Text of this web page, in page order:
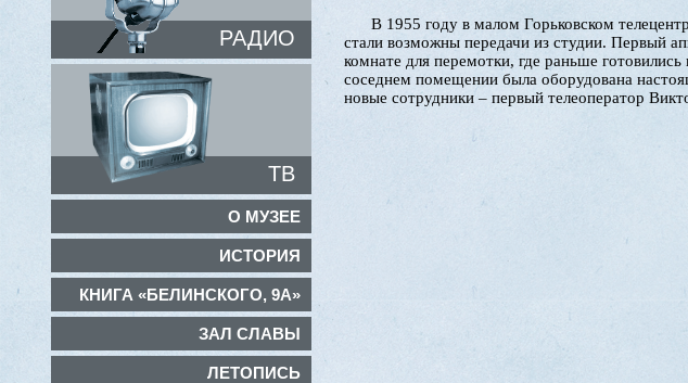
РАДИО
ТВ
О МУЗЕЕ
ИСТОРИЯ
КНИГА «БЕЛИНСКОГО, 9А»
ЗАЛ СЛАВЫ
ЛЕТОПИСЬ
В 1955 году в малом Горьковском
стали возможны передачи из студии. Первый
комнате для перемотки, где раньше
соседнем помещении была оборудована
новые сотрудники – первый телеоператор